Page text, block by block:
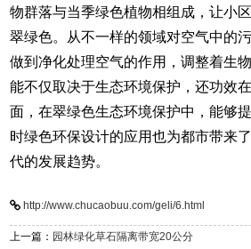
物群落与当季绿色植物相组成，让小
翠绿色。从不一样的领域对空气中的
做到净化处理空气的作用，调整着生
能不仅取决于生态环境保护，还功效
面，在翠绿色生态环境保护中，能够
时绿色环保设计的应用也为都市带来
代的发展趋势。
http://www.chucaobuu.com/geli/6.html
上一篇： 园林绿化草石隔离带宽20公分